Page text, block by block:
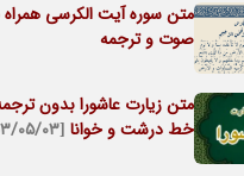
متن سوره آیت الکرسی همراه
صوت و ترجمه
متن زیارت عاشورا بدون
خط درشت و خوانا [۱۴۰۳/۰۵/۰۳]